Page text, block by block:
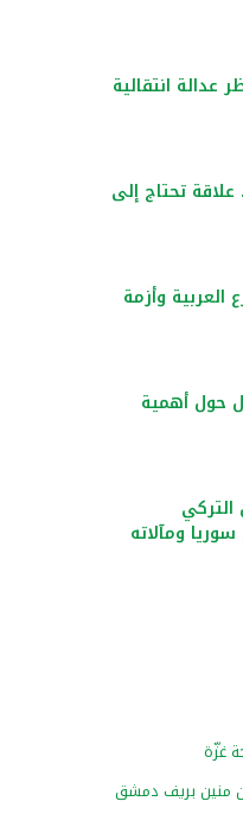
عدالة انتقالية
تحتاج إلى
العربية وأزمة
حول أهمية
ومآلاته
غزّة
منين بريف دمشق